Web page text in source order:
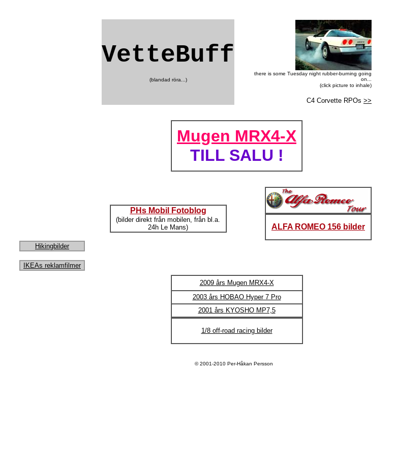
VetteBuff
(blandad röra...)
there is some Tuesday night rubber-burning going
on...
(click picture to inhale)
C4 Corvette RPOs >>
Mugen MRX4-X
TILL SALU !
Hikingbilder
IKEAs reklamfilmer
PHs Mobil Fotoblog
(bilder direkt från mobilen, från bl.a.
24h Le Mans)
ALFA ROMEO 156 bilder
2009 års Mugen MRX4-X
2003 års HOBAO Hyper 7 Pro
2001 års KYOSHO MP7,5
1/8 off-road racing bilder
© 2001-2010 Per-Håkan Persson